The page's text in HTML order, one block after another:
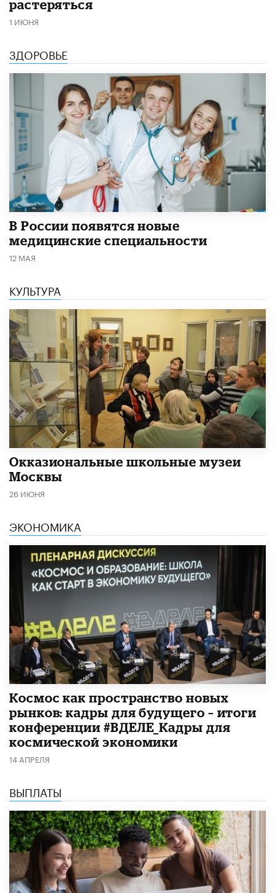
растеряться
1 ИЮНЯ
ЗДОРОВЬЕ
В России появятся новые
медицинские специальности
12 МАЯ
КУЛЬТУРА
​Окказиональные школьные музеи
Москвы
26 ИЮНЯ
ЭКОНОМИКА
Космос как пространство новых
рынков: кадры для будущего – итоги
конференции #ВДЕЛЕ_Кадры для
космической экономики
14 АПРЕЛЯ
ВЫПЛАТЫ